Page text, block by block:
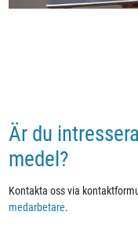
Är du
medel?
Kontakta oss via
medarbetare.